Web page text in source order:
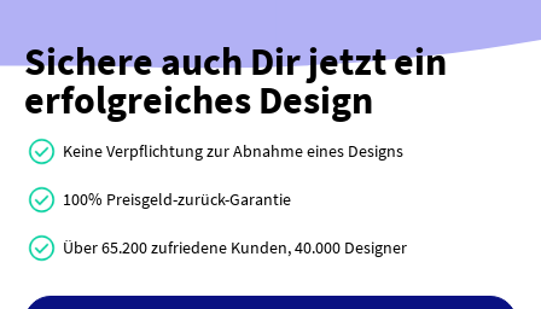
Sichere auch Dir jetzt ein
erfolgreiches Design
Keine Verpflichtung zur Abnahme eines Designs
100% Preisgeld-zurück-Garantie
Über 65.200 zufriedene Kunden, 40.000 Designer